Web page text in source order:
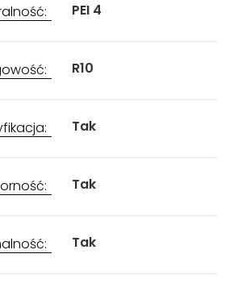
PEI 4
R10
Tak
Tak
Tak